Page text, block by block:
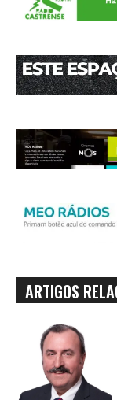
ARTIGOS